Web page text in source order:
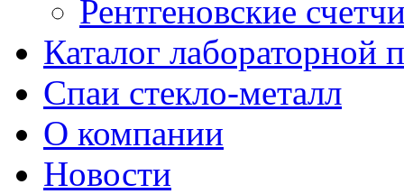
Рентгеновские
Каталог лабораторной
Спаи стекло-металл
О компании
Новости